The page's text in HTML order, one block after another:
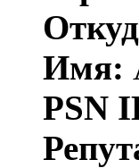
Имя:
PSN